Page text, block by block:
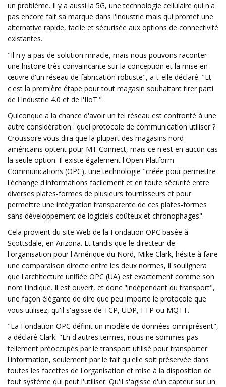
un problème. Il y a aussi la 5G, une technologie cellulaire qui n'a
pas encore fait sa marque dans l'industrie mais qui promet une
alternative rapide, facile et sécurisée aux options de connectivité
existantes.
"Il n'y a pas de solution miracle, mais nous pouvons raconter
une histoire très convaincante sur la conception et la mise en
œuvre d'un réseau de fabrication robuste", a-t-elle déclaré. "Et
c'est la première étape pour tout magasin souhaitant tirer parti
de l'Industrie 4.0 et de l'IIoT."
Quiconque a la chance d'avoir un tel réseau est confronté à une
autre considération : quel protocole de communication utiliser ?
Croussore vous dira que la plupart des magasins nord-
américains optent pour MT Connect, mais ce n'est en aucun cas
la seule option. Il existe également l'Open Platform
Communications (OPC), une technologie "créée pour permettre
l'échange d'informations facilement et en toute sécurité entre
diverses plates-formes de plusieurs fournisseurs et pour
permettre une intégration transparente de ces plates-formes
sans développement de logiciels coûteux et chronophages".
Cela provient du site Web de la Fondation OPC basée à
Scottsdale, en Arizona. Et tandis que le directeur de
l'organisation pour l'Amérique du Nord, Mike Clark, hésite à faire
une comparaison directe entre les deux normes, il soulignera
que l'architecture unifiée OPC (UA) est exactement comme son
nom l'indique. Il est ouvert, et donc "indépendant du transport",
une façon élégante de dire que peu importe le protocole que
vous utilisez, qu'il s'agisse de TCP, UDP, FTP ou MQTT.
"La Fondation OPC définit un modèle de données omniprésent",
a déclaré Clark. "En d'autres termes, nous ne sommes pas
tellement préoccupés par le transport utilisé pour transporter
l'information, seulement par le fait qu'elle soit préservée dans
toutes les facettes de l'organisation et mise à la disposition de
tout système qui peut l'utiliser. Qu'il s'agisse d'un capteur sur un